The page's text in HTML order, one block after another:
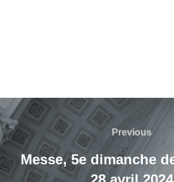
Navigation
de
Previous
Previous
Messe, 5e dimanche